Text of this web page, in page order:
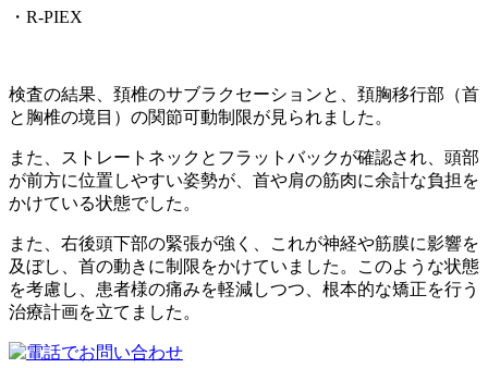
・R-PIEX
検査の結果、頚椎のサブラクセーションと、頚胸移行部（首
と胸椎の境目）の関節可動制限が見られました。
また、ストレートネックとフラットバックが確認され、頭部
が前方に位置しやすい姿勢が、首や肩の筋肉に余計な負担を
かけている状態でした。
また、右後頭下部の緊張が強く、これが神経や筋膜に影響を
及ぼし、首の動きに制限をかけていました。このような状態
を考慮し、患者様の痛みを軽減しつつ、根本的な矯正を行う
治療計画を立てました。